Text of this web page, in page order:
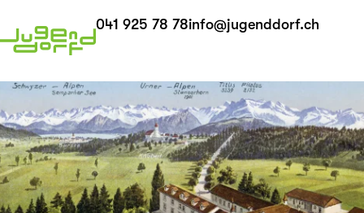
041 925 78 78info@jugenddorf.ch